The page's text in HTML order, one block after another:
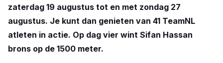
zaterdag 19 augustus tot en met zondag 27
augustus. Je kunt dan genieten van 41 TeamNL
atleten in actie. Op dag vier wint Sifan Hassan
brons op de 1500 meter.